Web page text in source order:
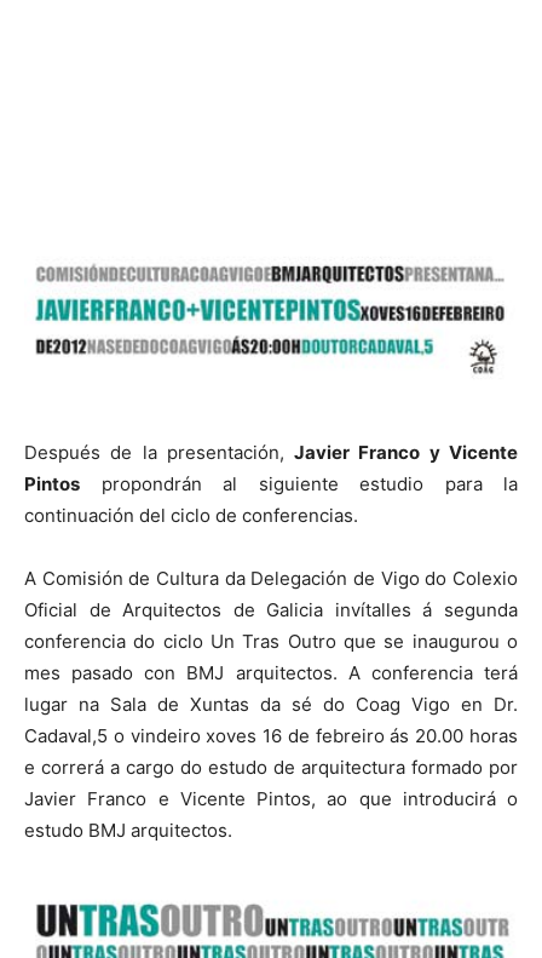
Después de la presentación,Javier Franco y Vicente
Pintos propondrán al siguiente estudio para la
continuación del ciclo de conferencias.
A Comisión de Cultura da Delegación de Vigo do Colexio
Oficial de Arquitectos de Galicia invítalles á segunda
conferencia do ciclo Un Tras Outro que se inaugurou o
mes pasado con BMJ arquitectos. A conferencia terá
lugar na Sala de Xuntas da sé do Coag Vigo en Dr.
Cadaval,5 o vindeiro xoves 16 de febreiro ás 20.00 horas
e correrá a cargo do estudo de arquitectura formado por
Javier Franco e Vicente Pintos, ao que introducirá o
estudo BMJ arquitectos.